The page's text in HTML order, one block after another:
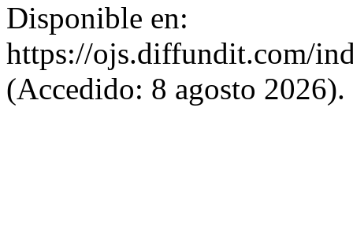
Disponible en:
https://ojs.diffundit.com/
(Accedido: 8 agosto 2026).